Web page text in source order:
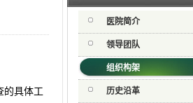
摩托车场推拉停车棚
包机相关配件维修
的具体工
医院简介
领导团队
组织构架
历史沿革